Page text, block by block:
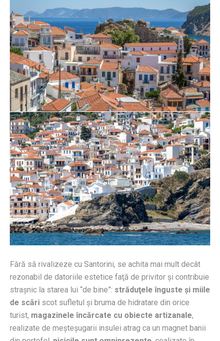
Fără să rivalizeze cu Santorini, se achita mai mult decât
rezonabil de datoriile estetice faţă de privitor şi contribuie
straşnic la starea lui “de bine”: străduţele înguste şi miile
de scări scot sufletul şi bruma de hidratare din orice
turist, magazinele încărcate cu obiecte artizanale,
realizate de meşteșugarii insulei atrag ca un magnet banii